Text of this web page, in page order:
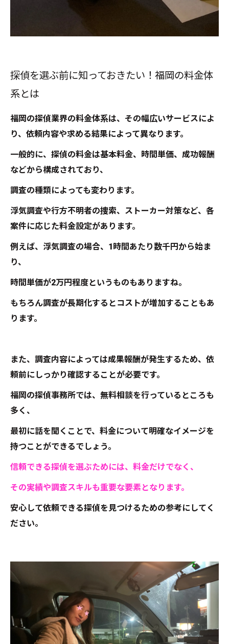
探偵を選ぶ前に知っておきたい！福岡の料金体
系とは
福岡の探偵業界の料金体系は、その幅広いサービスによ
り、依頼内容や求める結果によって異なります。
一般的に、探偵の料金は基本料金、時間単価、成功報酬
などから構成されており、
調査の種類によっても変わります。
浮気調査や行方不明者の捜索、ストーカー対策など、各
案件に応じた料金設定があります。
例えば、浮気調査の場合、1時間あたり数千円から始ま
り、
時間単価が2万円程度というものもありますね。
もちろん調査が長期化するとコストが増加することもあ
ります。
また、調査内容によっては成果報酬が発生するため、依
頼前にしっかり確認することが必要です。
福岡の探偵事務所では、無料相談を行っているところも
多く、
最初に話を聞くことで、料金について明確なイメージを
持つことができるでしょう。
信頼できる探偵を選ぶためには、料金だけでなく、
その実績や調査スキルも重要な要素となります。
安心して依頼できる探偵を見つけるための参考にしてく
ださい。